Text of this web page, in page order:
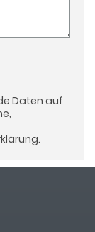
Daten auf
.